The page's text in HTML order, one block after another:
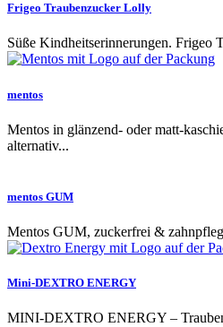
Frigeo Traubenzucker Lolly
Süße Kindheitserinnerungen. Frigeo
mentos
Mentos in glänzend- oder matt-
alternativ...
mentos GUM
Mentos GUM, zuckerfrei &
Mini-DEXTRO ENERGY
MINI-DEXTRO ENERGY –